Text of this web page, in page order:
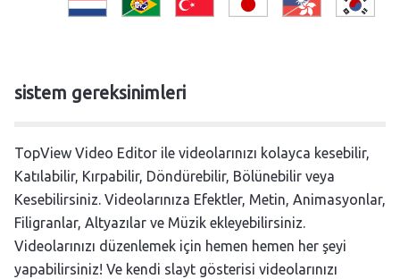
sistem gereksinimleri
TopView Video Editor ile videolarınızı kolayca kesebilir,
Katılabilir, Kırpabilir, Döndürebilir, Bölünebilir veya
Kesebilirsiniz. Videolarınıza Efektler, Metin, Animasyonlar,
Filigranlar, Altyazılar ve Müzik ekleyebilirsiniz.
Videolarınızı düzenlemek için hemen hemen her şeyi
yapabilirsiniz! Ve kendi slayt gösterisi videolarınızı